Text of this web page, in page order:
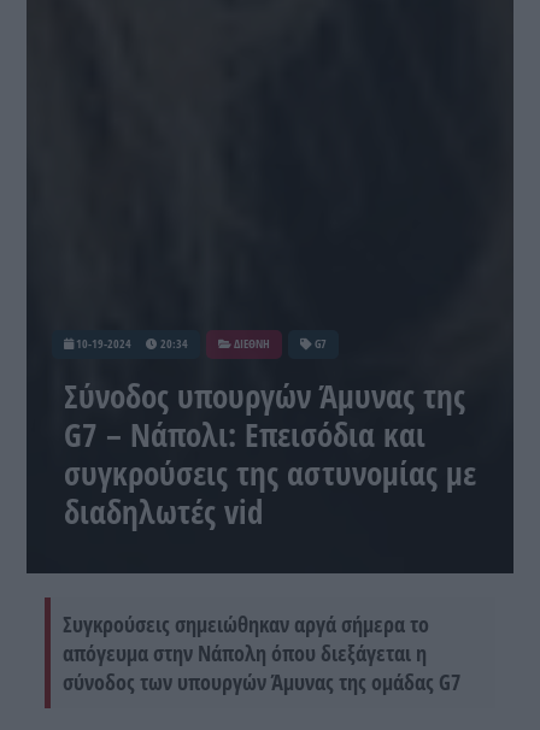
10-19-2024 20:34 ΔΙΕΘΝΗ G7
Σύνοδος υπουργών Άμυνας της
G7 – Νάπολι: Επεισόδια και
συγκρούσεις της αστυνομίας με
διαδηλωτές vid
Συγκρούσεις σημειώθηκαν αργά σήμερα το
απόγευμα στην Νάπολη όπου διεξάγεται η
σύνοδος των υπουργών Άμυνας της ομάδας G7